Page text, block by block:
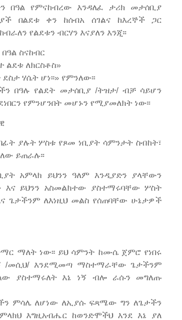
በዓል የምናከብረው እንዳለፈ ታሪክ መታሰቢያ
በልደቱ ቀን ከሰብአ ሰገልና ከእረኞች ጋር
የልደቱን ብርሃን እናያለን እንጂ፡፡
ስናከብር
ልደቱ ለክርስቶስ»
ሃሴት ሆነ፡፡» የምንለው፡፡
በዓሉ የልደት መታሰቢያ /ትዝታ/ ብቻ ሳይሆን
የምንሆንበት መሆኑን የሚያመለክት ነው፡፡
ያሉት ሦስቱ የጾመ ነቢያት ሳምንታት ስብከት፣
ይጠራሉ፡፡
አምላክ ይህንን ዓለም እንዲያድን ያላቸውን
እና ይህንን አስመልክተው ያስተማሩባቸው ሦስት
ጌታችንም ለእነዚህ መልስ የሰጠባቸው ሁኔታዎች
ማለት ነው፡፡ ይህ ሳምንት ከሙሴ ጀምሮ የነበሩ
/መሲህ/ እንደሚመጣ ማስተማራቸው ጌታችንም
ያስተማሩለት እኔ ነኝ ብሎ ራሱን መግለጡ
ምሳሌ ለሆነው ለኢያሱ ፍጻሜው ግን ለጌታችን
እግዚአብሔር ከወንድሞችህ እንደ እኔ ያለ